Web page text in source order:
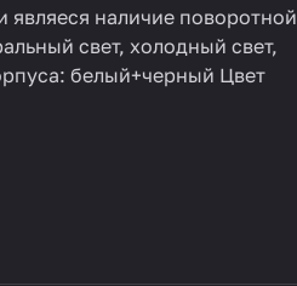
наличие поворотной
свет, холодный свет,
белый+черный Цвет